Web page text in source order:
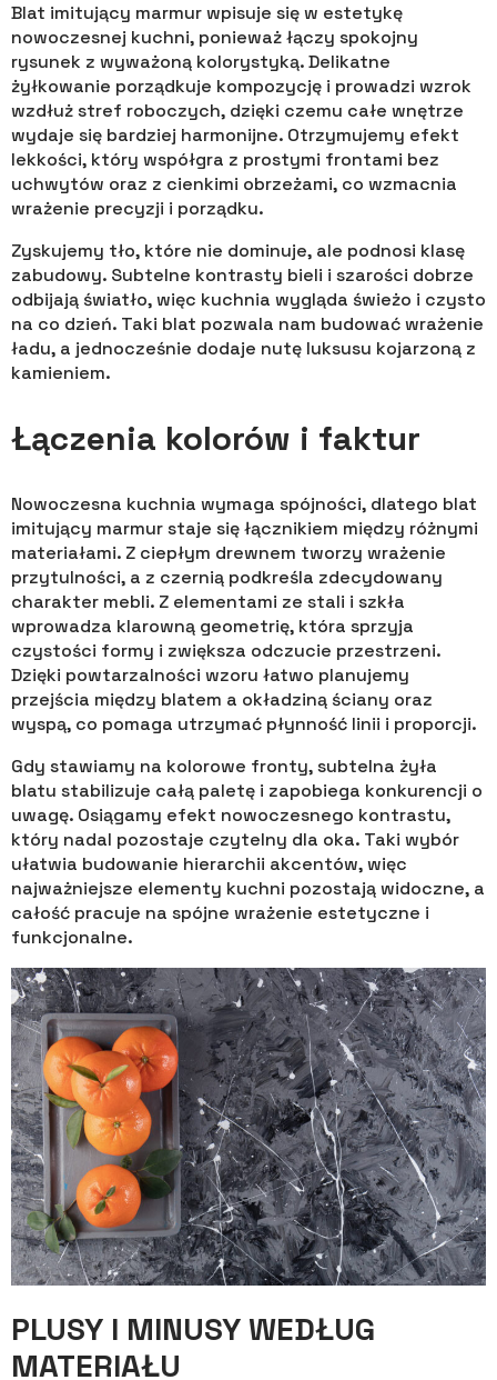
Blat imitujący marmur wpisuje się w estetykę
nowoczesnej kuchni, ponieważ łączy spokojny
rysunek z wyważoną kolorystyką. Delikatne
żyłkowanie porządkuje kompozycję i prowadzi wzrok
wzdłuż stref roboczych, dzięki czemu całe wnętrze
wydaje się bardziej harmonijne. Otrzymujemy efekt
lekkości, który współgra z prostymi frontami bez
uchwytów oraz z cienkimi obrzeżami, co wzmacnia
wrażenie precyzji i porządku.
Zyskujemy tło, które nie dominuje, ale podnosi klasę
zabudowy. Subtelne kontrasty bieli i szarości dobrze
odbijają światło, więc kuchnia wygląda świeżo i czysto
na co dzień. Taki blat pozwala nam budować wrażenie
ładu, a jednocześnie dodaje nutę luksusu kojarzoną z
kamieniem.
Łączenia kolorów i faktur
Nowoczesna kuchnia wymaga spójności, dlatego blat
imitujący marmur staje się łącznikiem między różnymi
materiałami. Z ciepłym drewnem tworzy wrażenie
przytulności, a z czernią podkreśla zdecydowany
charakter mebli. Z elementami ze stali i szkła
wprowadza klarowną geometrię, która sprzyja
czystości formy i zwiększa odczucie przestrzeni.
Dzięki powtarzalności wzoru łatwo planujemy
przejścia między blatem a okładziną ściany oraz
wyspą, co pomaga utrzymać płynność linii i proporcji.
Gdy stawiamy na kolorowe fronty, subtelna żyła
blatu stabilizuje całą paletę i zapobiega konkurencji o
uwagę. Osiągamy efekt nowoczesnego kontrastu,
który nadal pozostaje czytelny dla oka. Taki wybór
ułatwia budowanie hierarchii akcentów, więc
najważniejsze elementy kuchni pozostają widoczne, a
całość pracuje na spójne wrażenie estetyczne i
funkcjonalne.
PLUSY I MINUSY WEDŁUG
MATERIAŁU